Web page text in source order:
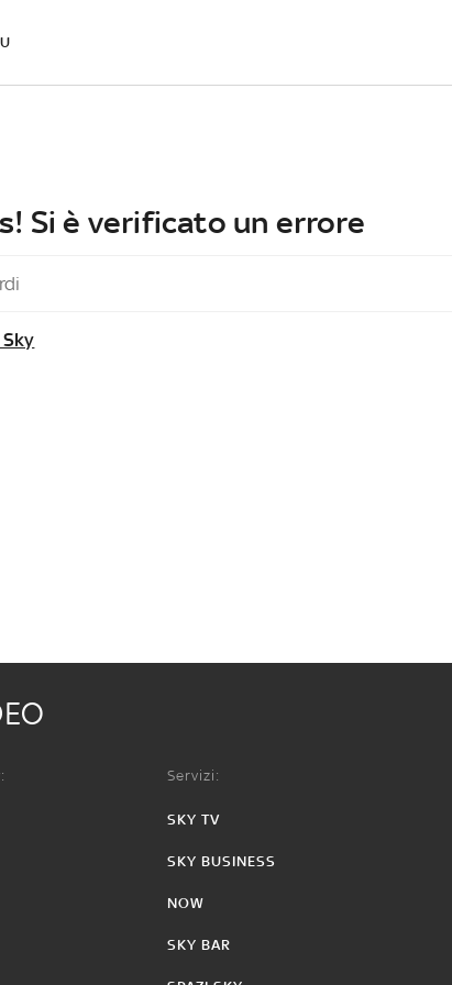
Si è verificato un errore
Servizi:
SKY TV
SKY BUSINESS
NOW
SKY BAR